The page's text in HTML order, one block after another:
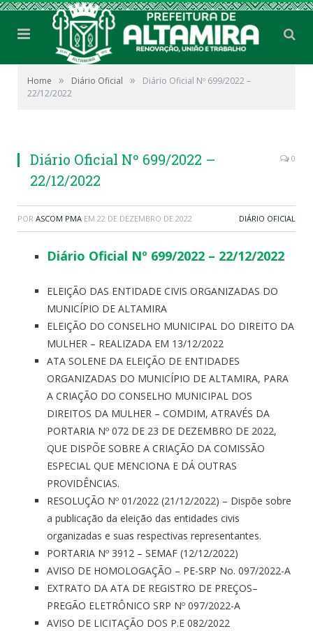
Home » Diário Oficial »
Diário Oficial Nº 699/2022 –
22/12/2022
Diário Oficial Nº 699/2022 –
22/12/2022
0
POR ASCOM PMA EM 22 DE DEZEMBRO DE 2022 DIÁRIO OFICIAL
Diário Oficial Nº 699/2022 – 22/12/2022
ELEIÇÃO DAS ENTIDADE CIVIS ORGANIZADAS DO
MUNICÍPIO DE ALTAMIRA
ELEIÇÃO DO CONSELHO MUNICIPAL DO DIREITO DA
MULHER – REALIZADA EM 13/12/2022
ATA SOLENE DA ELEIÇÃO DE ENTIDADES
ORGANIZADAS DO MUNICÍPIO DE ALTAMIRA, PARA
A CRIAÇÃO DO CONSELHO MUNICIPAL DOS
DIREITOS DA MULHER – COMDIM, ATRAVÉS DA
PORTARIA Nº 072 DE 23 DE DEZEMBRO DE 2022,
QUE DISPÕE SOBRE A CRIAÇÃO DA COMISSÃO
ESPECIAL QUE MENCIONA E DÁ OUTRAS
PROVIDÊNCIAS.
RESOLUÇÃO Nº 01/2022 (21/12/2022) – Dispõe sobre
a publicação da eleição das entidades civis
organizadas e suas respectivas representantes.
PORTARIA Nº 3912 – SEMAF (12/12/2022)
AVISO DE HOMOLOGAÇÃO – PE-SRP No. 097/2022-A
EXTRATO DA ATA DE REGISTRO DE PREÇOS–
PREGÃO ELETRÔNICO SRP Nº 097/2022-A
AVISO DE LICITAÇÃO DOS P.E 082/2022